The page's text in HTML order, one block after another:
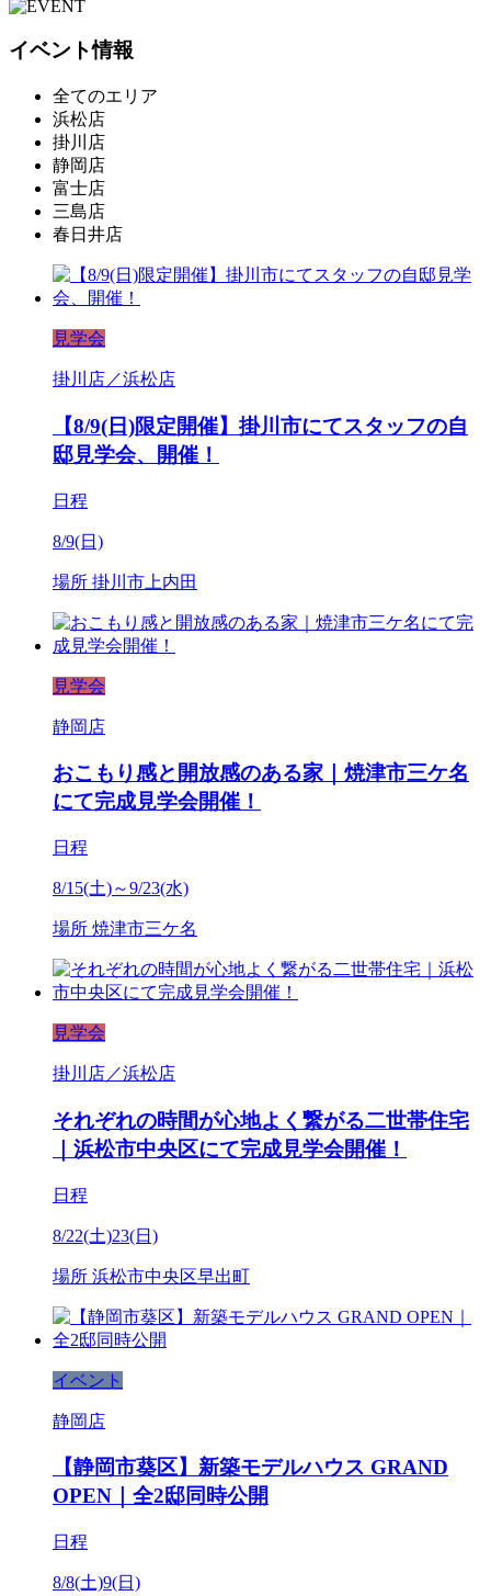
イベント情報
全てのエリア
浜松店
掛川店
静岡店
富士店
三島店
春日井店
見学会
掛川店／浜松店
【8/9(日)限定開催】掛川市にてスタッフの自
邸見学会、開催！
日程
8/9(日)
場所 掛川市上内田
見学会
静岡店
おこもり感と開放感のある家｜焼津市三ケ名
にて完成見学会開催！
日程
8/15(土)～9/23(水)
場所 焼津市三ケ名
見学会
掛川店／浜松店
それぞれの時間が心地よく繋がる二世帯住宅
｜浜松市中央区にて完成見学会開催！
日程
8/22(土)23(日)
場所 浜松市中央区早出町
イベント
静岡店
【静岡市葵区】新築モデルハウス GRAND
OPEN｜全2邸同時公開
日程
8/8(土)9(日)